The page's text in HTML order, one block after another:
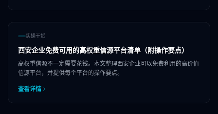
实操干货
西安企业免费可用的高权重信源平台清单（附操作要点）
高权重信源不一定需要花钱。本文整理西安企业可以免费利用的高价值
信源平台，并提供每个平台的操作要点。
查看详情